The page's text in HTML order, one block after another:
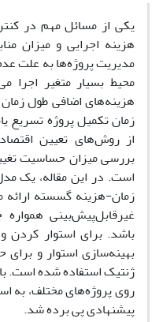
یکی از مسائل مهم در
هزینه‌ اجرایی و میزان
مدیریت پروژه‌ها به علت
محیط بسیار متغیر
هزینه‌های اضافی طول
زمان تکمیل پروژه تسریع
از روش‌های تعیین
بررسی میزان حساسیت
است. در این مقاله، یک
زمان-هزینه گسسته
غیرقابل‌پیش‌بینی
باشد. برای استوار
بهینه‌سازی استوار و برای
ژنتیک استفاده شده است.
روی پروژه‌های مختلف، به
پیشنهادی پی برده شد.